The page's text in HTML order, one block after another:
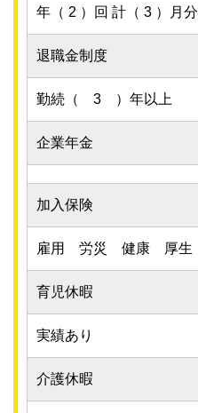
年（ 2 ）回 計（ 3 ）月分
退職金制度
勤続（ 3 ）年以上
企業年金
加入保険
雇用 労災 健康 厚生
育児休暇
実績あり
介護休暇